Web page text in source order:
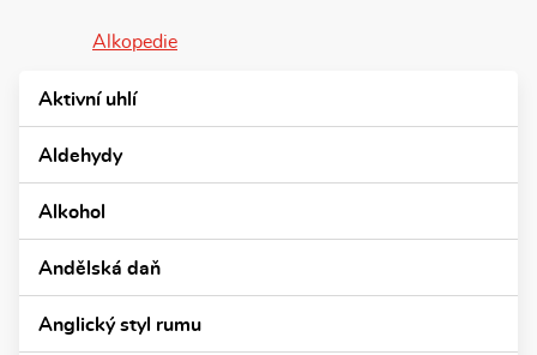
Alkopedie
Aktivní uhlí
Aldehydy
Alkohol
Andělská daň
Anglický styl rumu